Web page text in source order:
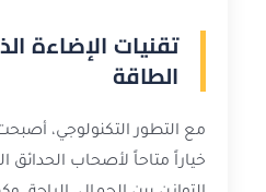
تقنيات الإضاءة
الطاقة
مع التطور التكنولوجي،
خياراً متاحاً لأصحاب